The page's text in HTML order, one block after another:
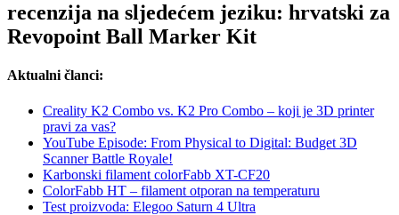
recenzija na sljedećem jeziku: hrvatski za
Revopoint Ball Marker Kit
Aktualni članci:
Creality K2 Combo vs. K2 Pro Combo – koji je 3D printer
pravi za vas?
YouTube Episode: From Physical to Digital: Budget 3D
Scanner Battle Royale!
Karbonski filament colorFabb XT-CF20
ColorFabb HT – filament otporan na temperaturu
Test proizvoda: Elegoo Saturn 4 Ultra